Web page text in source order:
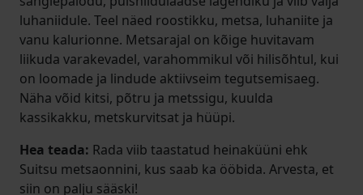
luhaniidule. Teel näed roostikku, metsa, luhaniite ja
vanu kalurionne. Metsarajal on kõige huvitavam
liikuda varakevadel, varahommikul või hilisõhtul, kui
on loomade ja lindude aktiivseim tegutsemisaeg.
Näha võid kitsi, põtru ja metssigu, kuulda
kassikakku, metskurvitsat ja hüüpi.
Hea teada: Rada viib taastatud heinaküüni ehk
Suitsu metsaonnini, kus saab ka ööbida. Arvesta, et
siin on palju sääski!